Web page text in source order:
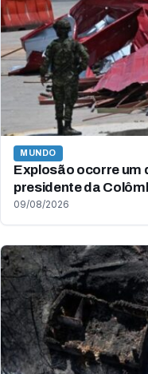
MUNDO
Explosão ocorre um
presidente da
09/08/2026